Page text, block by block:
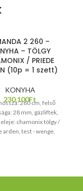
2 260 –
– TÖLGY
/ PRIEDE
(10p = 1 szett)
KONYHA
230.100Ft
260 cm, felső
28 mm, gázliftek,
chamonix tölgy /
arden, test - wenge,